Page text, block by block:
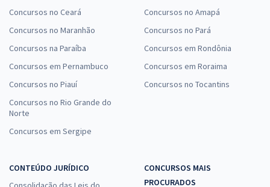
Concursos no Ceará
Concursos no Maranhão
Concursos na Paraíba
Concursos em Pernambuco
Concursos no Piauí
Concursos no Rio Grande do
Norte
Concursos em Sergipe
Concursos no Amapá
Concursos no Pará
Concursos em Rondônia
Concursos em Roraima
Concursos no Tocantins
CONTEÚDO JURÍDICO
CONCURSOS MAIS
PROCURADOS